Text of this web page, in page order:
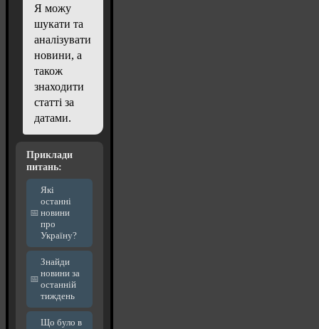
Я можу
шукати та
аналізувати
новини, а
також
знаходити
статті за
датами.
Приклади
питань:
Які
останні
новини
про
Україну?
Знайди
новини за
останній
тиждень
Що було в